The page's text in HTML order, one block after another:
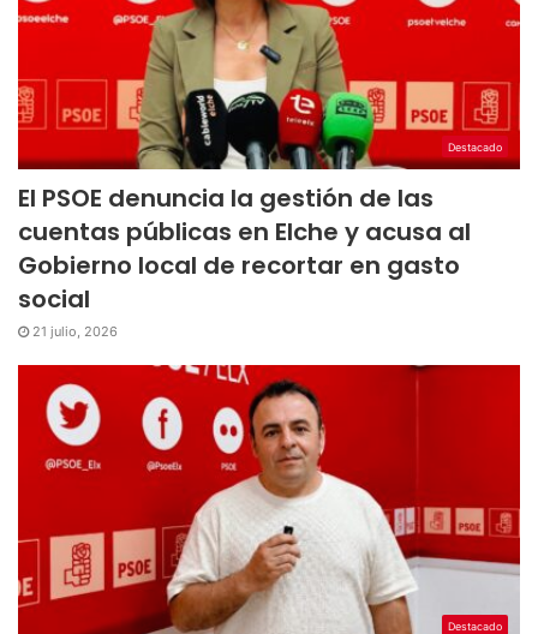
Destacado
El PSOE denuncia la gestión de las
cuentas públicas en Elche y acusa al
Gobierno local de recortar en gasto
social
21 julio, 2026
Destacado